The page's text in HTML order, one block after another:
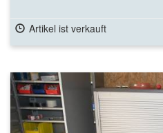
Artikel ist verkauft